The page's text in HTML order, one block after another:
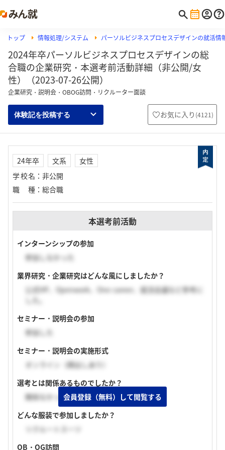
トップ 情報処理/システム パーソルビジネスプロセスデザインの就活情
2024年卒パーソルビジネスプロセスデザインの総
合職の企業研究・本選考前活動詳細（非公開/女
性）（2023-07-26公開）
企業研究・説明会・OBOG訪問・リクルーター面談
体験記を投稿する お気に入り (4121)
24年卒 文系
女性
学校名 ： 非公開
職種 ： 総合職
本選考前活動
インターンシップの参加
参加しなかった
業界研究・企業研究はどんな風にしましたか？
公式HP、Openwork、One career、就活会議など参考に
セミナー・説明会の参加
参加した
セミナー・説明会の実施形式
オンライン（顔出しあり）
選考とは関係あるものでしたか？
関係なかった
どんな服装で参加しましたか？
リクルートスーツ
OB・OG訪問
会員登録（無料）して閲覧する